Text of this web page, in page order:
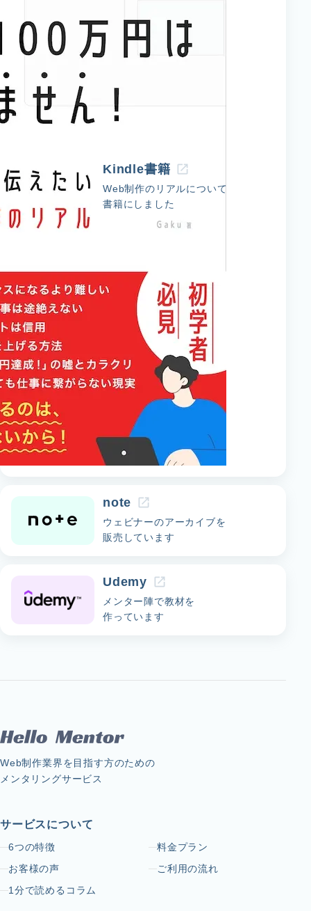
Kindle書籍
Web制作のリアルについて
書籍にしました
note
ウェビナーのアーカイブを
販売しています
Udemy
メンター陣で教材を
作っています
Web制作業界を目指す方のための
メンタリングサービス
サービスについて
6つの特徴
料金プラン
お客様の声
ご利用の流れ
1分で読めるコラム